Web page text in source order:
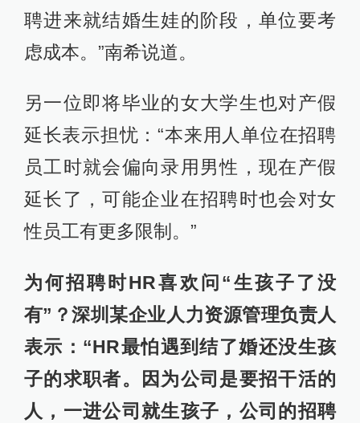
聘进来就结婚生娃的阶段，单位要考
虑成本。”南希说道。
另一位即将毕业的女大学生也对产假
延长表示担忧：“本来用人单位在招聘
员工时就会偏向录用男性，现在产假
延长了，可能企业在招聘时也会对女
性员工有更多限制。”
为何招聘时HR喜欢问“生孩子了没
有”？深圳某企业人力资源管理负责人
表示：“HR最怕遇到结了婚还没生孩
子的求职者。因为公司是要招干活的
人，一进公司就生孩子，公司的招聘